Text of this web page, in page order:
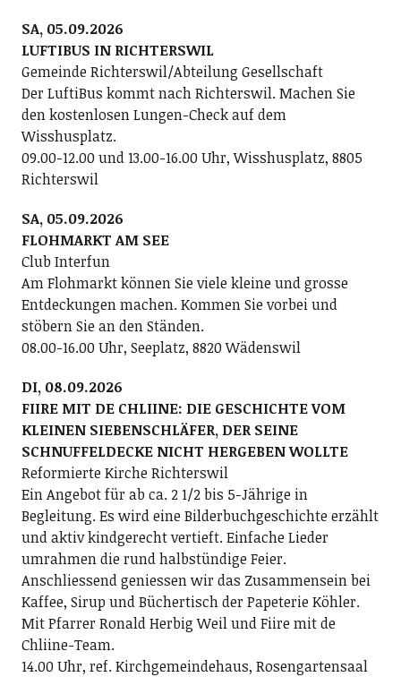
SA, 05.09.2026
LUFTIBUS IN RICHTERSWIL
Gemeinde Richterswil/Abteilung Gesellschaft
Der LuftiBus kommt nach Richterswil. Machen Sie
den kostenlosen Lungen-Check auf dem
Wisshusplatz.
09.00-12.00 und 13.00-16.00 Uhr, Wisshusplatz, 8805
Richterswil
SA, 05.09.2026
FLOHMARKT AM SEE
Club Interfun
Am Flohmarkt können Sie viele kleine und grosse
Entdeckungen machen. Kommen Sie vorbei und
stöbern Sie an den Ständen.
08.00-16.00 Uhr, Seeplatz, 8820 Wädenswil
DI, 08.09.2026
FIIRE MIT DE CHLIINE: DIE GESCHICHTE VOM
KLEINEN SIEBENSCHLÄFER, DER SEINE
SCHNUFFELDECKE NICHT HERGEBEN WOLLTE
Reformierte Kirche Richterswil
Ein Angebot für ab ca. 2 1/2 bis 5-Jährige in
Begleitung. Es wird eine Bilderbuchgeschichte erzählt
und aktiv kindgerecht vertieft. Einfache Lieder
umrahmen die rund halbstündige Feier.
Anschliessend geniessen wir das Zusammensein bei
Kaffee, Sirup und Büchertisch der Papeterie Köhler.
Mit Pfarrer Ronald Herbig Weil und Fiire mit de
Chliine-Team.
14.00 Uhr, ref. Kirchgemeindehaus, Rosengartensaal